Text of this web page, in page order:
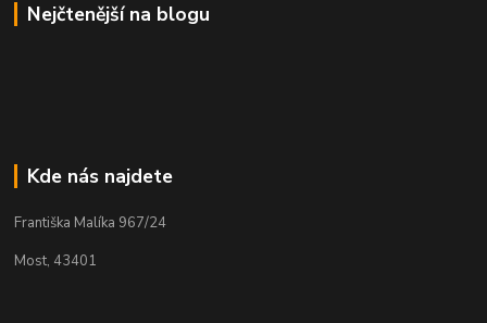
Nejčtenější na blogu
Kde nás najdete
Františka Malíka 967/24
Most, 43401